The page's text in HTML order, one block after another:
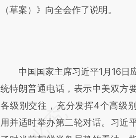
新观点和立场。推荐点击链接阅
（草案）》向全会作了说明。
中国国家主席习近平1月16日
统特朗普通电话，表示中美双方
各级别交往，充分发挥4个高级
用并适时举办第二轮对话。习近